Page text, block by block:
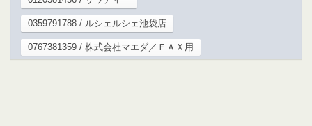
0359791788 / ルシェルシェ池袋店
0767381359 / 株式会社マエダ／ＦＡＸ用